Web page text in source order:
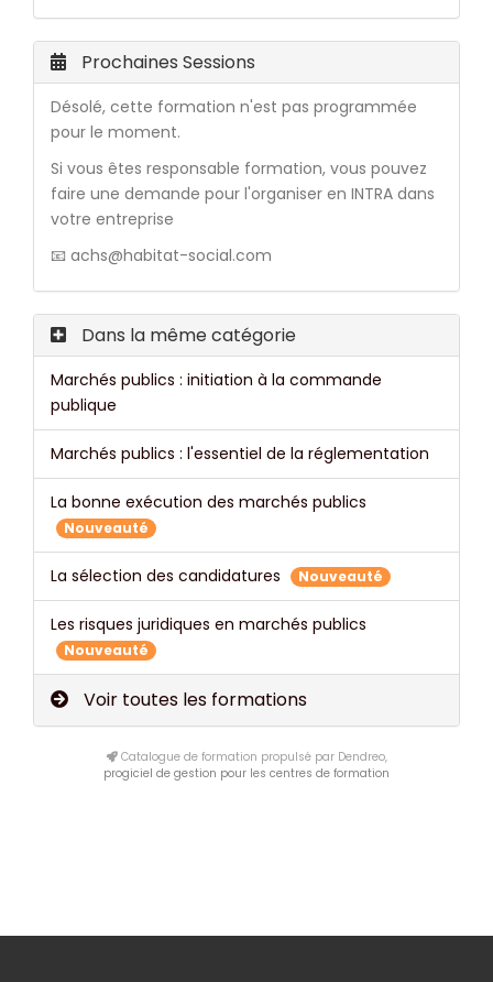
Prochaines Sessions
Désolé, cette formation n'est pas programmée
pour le moment.
Si vous êtes responsable formation, vous pouvez
faire une demande pour l'organiser en INTRA dans
votre entreprise
📧 achs@habitat-social.com
Dans la même catégorie
Marchés publics : initiation à la commande
publique
Marchés publics : l'essentiel de la réglementation
La bonne exécution des marchés publics
Nouveauté
La sélection des candidatures Nouveauté
Les risques juridiques en marchés publics
Nouveauté
Voir toutes les formations
Catalogue de formation propulsé par Dendreo,
progiciel de gestion pour les centres de formation